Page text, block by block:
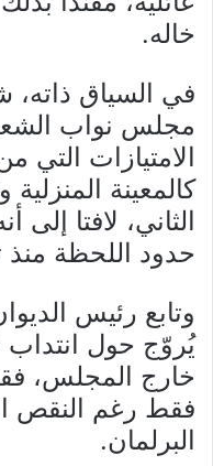
خاله.
في السياق
مجلس نواب
الامتيازات التي
كالمعينة المنزلية
الثاني، لافتا
حدود اللحظة منذ تاريخ 07
وتابع رئيس
يُروّج حول
خارج المجلس،
فقط رغم النقص
البرلمان.